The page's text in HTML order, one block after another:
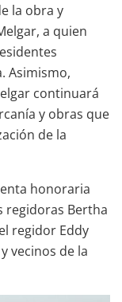
la obra y
a quien
Asimismo,
continuará
y obras que
de la
honoraria
regidoras Bertha
regidor Eddy
vecinos de la